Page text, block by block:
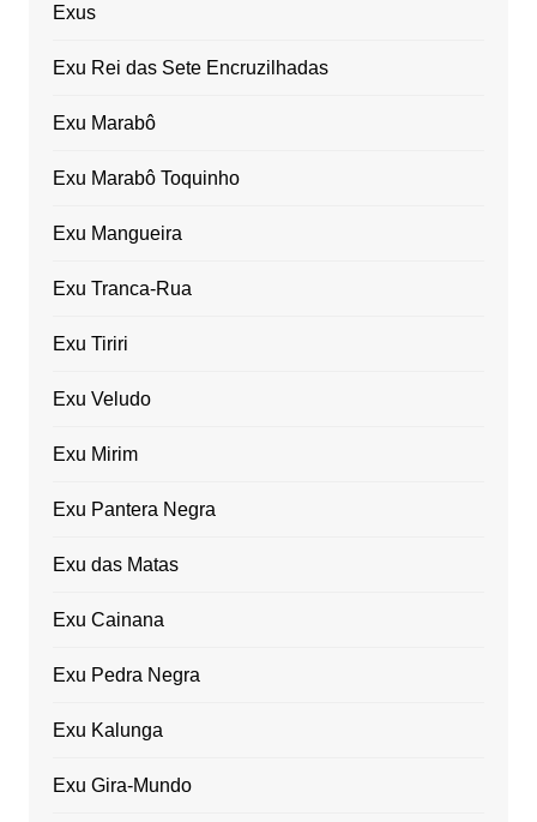
Exus
Exu Rei das Sete Encruzilhadas
Exu Marabô
Exu Marabô Toquinho
Exu Mangueira
Exu Tranca-Rua
Exu Tiriri
Exu Veludo
Exu Mirim
Exu Pantera Negra
Exu das Matas
Exu Cainana
Exu Pedra Negra
Exu Kalunga
Exu Gira-Mundo